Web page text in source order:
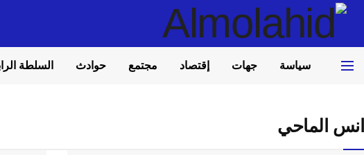
سياسة جهات إقتصاد مجتمع حوادث السلطة
انس الماحي